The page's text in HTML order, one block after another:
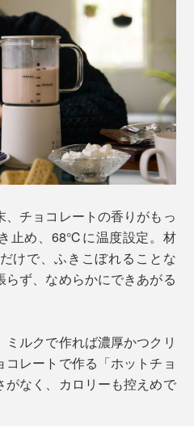
チョコレートの香りがもっ
止め、68℃に温度設定。材
けで、ふきこぼれることな
らず、なめらかにできあがる
ルクで作れば濃厚かつクリ
レートで作る「ホットチョ
がなく、カロリーも控えめで